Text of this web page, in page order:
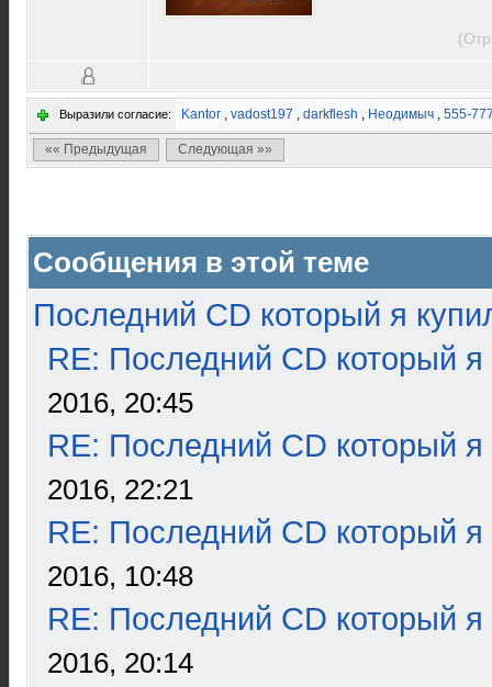
Выразили согласие: Kantor , vadost197 , darkflesh , Неодимыч , 555-
«« Предыдущая Следующая »»
Сообщения в этой теме
Последний CD который я
RE: Последний CD который я
2016, 20:45
RE: Последний CD который я
2016, 22:21
RE: Последний CD который я
2016, 10:48
RE: Последний CD который я
2016, 20:14